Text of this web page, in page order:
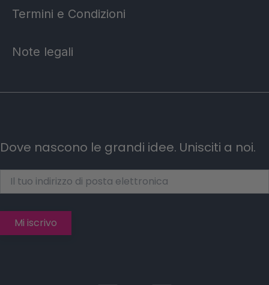
Termini e Condizioni
Note legali
Dove nascono le grandi idee. Unisciti a noi.